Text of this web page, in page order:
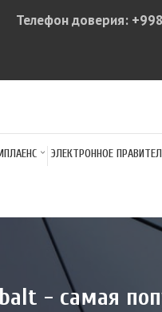
Телефон доверия:
ЭЛЕКТРОННОЕ
- самая